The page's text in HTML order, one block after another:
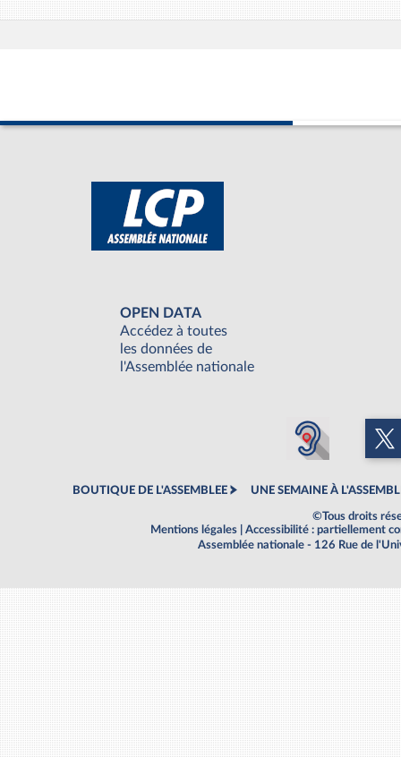
OPEN DATA
Accédez à toutes
les données de
l'Assemblée nationale
BOUTIQUE DE L'ASSEMBLEE UNE SEMAINE À
©Tous droits
Mentions légales
Accessibilité : partiellement
Assemblée nationale - 126 Rue de